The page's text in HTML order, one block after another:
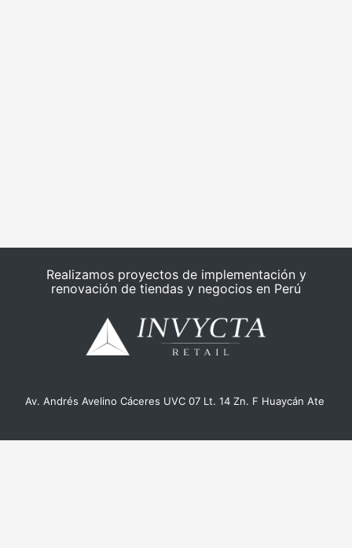
Realizamos proyectos de implementación y
renovación de tiendas y negocios en Perú
Av. Andrés Avelino Cáceres UVC 07 Lt. 14 Zn. F Huaycán Ate